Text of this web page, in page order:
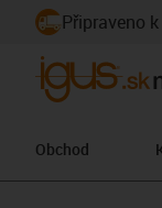
Připraveno
Obchod